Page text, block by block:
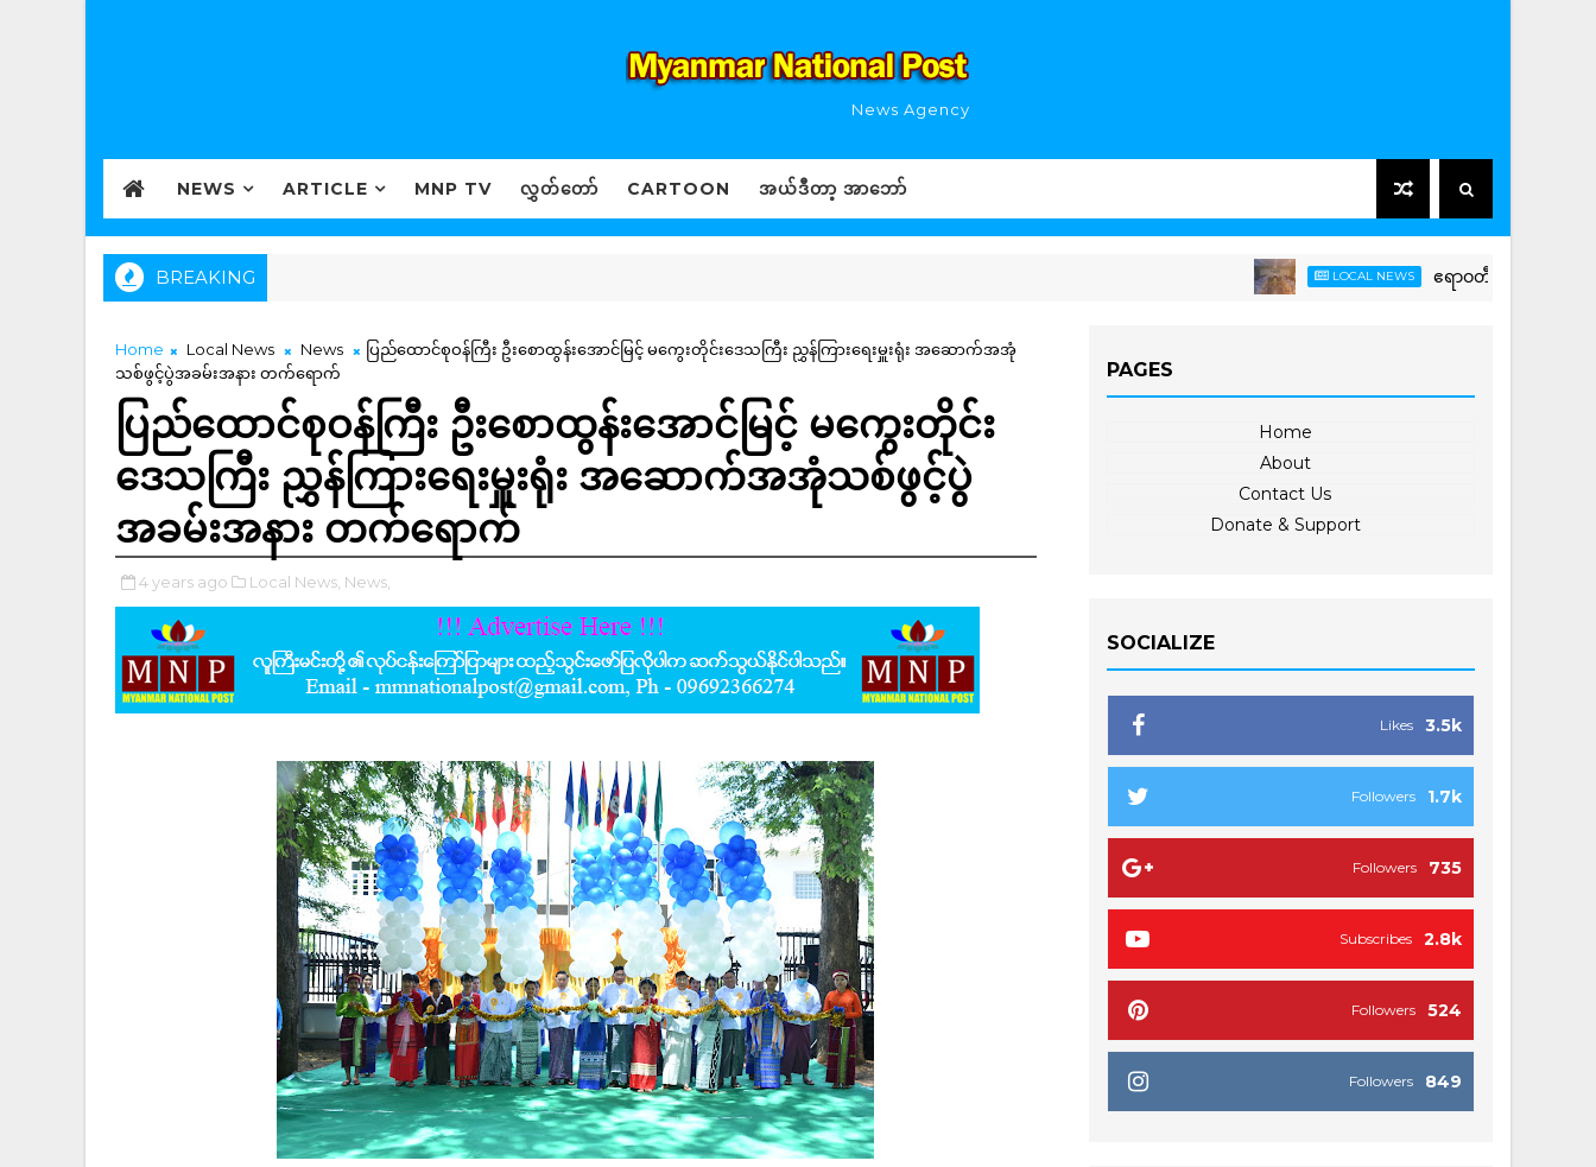
News Agency
NEWS ARTICLE MNP TV လွှတ်တော် CARTOON အယ်ဒီတာ့ အာဘော်
BREAKING LOCAL NEWS ဧရာဝတီနှင့် ငဝန်မြစ်ရိုးတစ်လ
Home Local News News
ပြည်ထောင်စုဝန်ကြီး ဦးစောထွန်းအောင်မြင့် မကွေးတိုင်းဒေသကြီး ညွှန်ကြားရေးမှူးရုံး အဆောက်အအုံ
သစ်ဖွင့်ပွဲအခမ်းအနား တက်ရောက်
ပြည်ထောင်စုဝန်ကြီး ဦးစောထွန်းအောင်မြင့် မကွေးတိုင်း
ဒေသကြီး ညွှန်ကြားရေးမှူးရုံး အဆောက်အအုံသစ်ဖွင့်ပွဲ
အခမ်းအနား တက်ရောက်
4 years ago Local News, News,
PAGES
Home
About
Contact Us
Donate & Support
SOCIALIZE
3.5k
Likes
1.7k
Followers
735
Followers
2.8k
Subscribes
524
Followers
849
Followers